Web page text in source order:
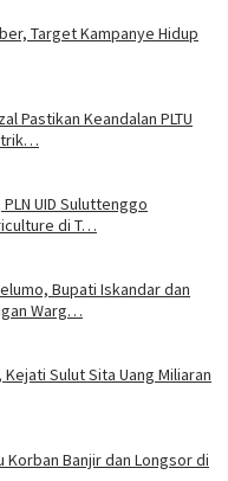
Target Kampanye Hidup
Pastikan Keandalan PLTU
UID Suluttenggo
di T…
Bupati Iskandar dan
Warg…
Sulut Sita Uang Miliaran
Korban Banjir dan Longsor di